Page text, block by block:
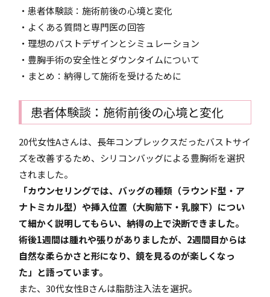
・患者体験談：施術前後の心境と変化
・よくある質問と専門医の回答
・理想のバストデザインとシミュレーション
・豊胸手術の安全性とダウンタイムについて
・まとめ：納得して施術を受けるために
患者体験談：施術前後の心境と変化
20代女性Aさんは、長年コンプレックスだったバストサイ
ズを改善するため、シリコンバッグによる豊胸術を選択
されました。
「カウンセリングでは、バッグの種類（ラウンド型・ア
ナトミカル型）や挿入位置（大胸筋下・乳腺下）につい
て細かく説明してもらい、納得の上で決断できました。
術後1週間は腫れや張りがありましたが、2週間目からは
自然な柔らかさと形になり、鏡を見るのが楽しくなっ
た」と語っています。
また、30代女性Bさんは脂肪注入法を選択。